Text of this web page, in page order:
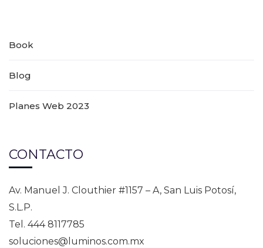
Book
Blog
Planes Web 2023
CONTACTO
Av. Manuel J. Clouthier #1157 – A, San Luis Potosí,
S.L.P.
Tel. 444 8117785
soluciones@luminos.com.mx